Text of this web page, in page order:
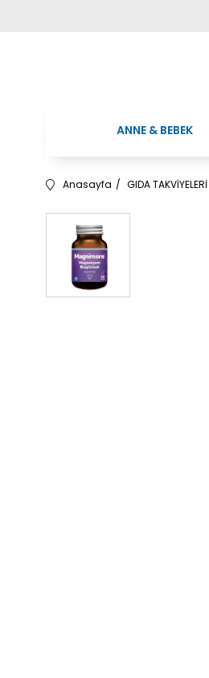
ANNE & BEBEK
Anasayfa GIDA TAKVİYELERİ